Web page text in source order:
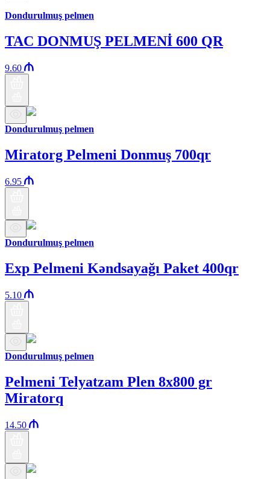
Dondurulmuş pelmen
TAC DONMUŞ PELMENİ 600 QR
9.60
Dondurulmuş pelmen
Miratorg Pelmeni Donmuş 700qr
6.95
Dondurulmuş pelmen
Exp Pelmeni Kəndsayağı Paket 400qr
5.10
Dondurulmuş pelmen
Pelmeni Telyatzam Plen 8x800 gr
Miratorq
14.50